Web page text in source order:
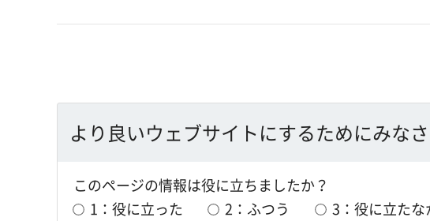
より良いウェブサイトにするためにみな
このページの情報は役に立ちましたか？
1：役に立った
2：ふつう
3：役に立たな